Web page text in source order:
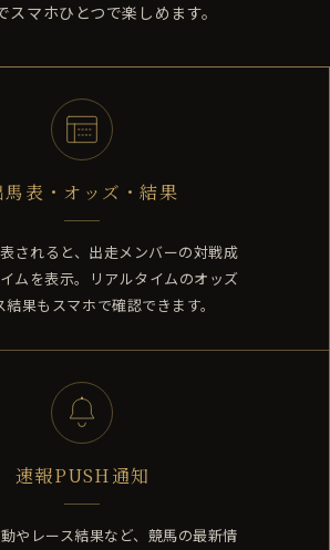
スマホひとつで楽しめます。
馬表・オッズ・結果
されると、出走メンバーの対戦成
ムを表示。リアルタイムのオッズ
結果もスマホで確認できます。
速報PUSH通知
やレース結果など、競馬の最新情